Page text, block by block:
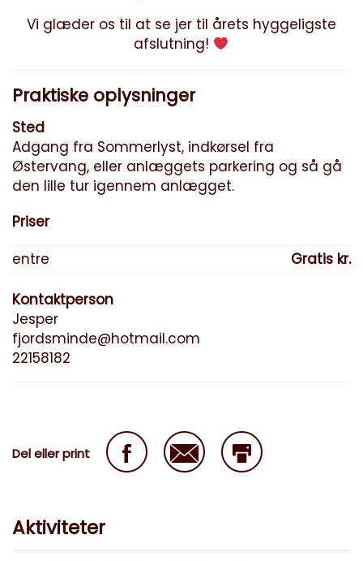
Vi glæder os til at se jer til årets hyggeligste
afslutning!
Praktiske oplysninger
Sted
Adgang fra Sommerlyst, indkørsel fra
Østervang, eller anlæggets parkering og så gå
den lille tur igennem anlægget.
Priser
entre
Gratis kr.
Kontaktperson
Jesper
fjordsminde@hotmail.com
22158182
Del eller print
Aktiviteter